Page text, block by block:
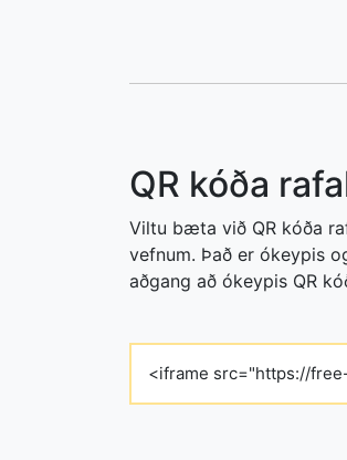
QR kóða
Viltu bæta við QR kóða
vefnum. Það er ókeypis
aðgang að ókeypis QR
<iframe src="https://